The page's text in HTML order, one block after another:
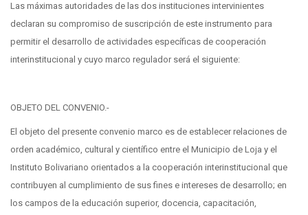
Las máximas autoridades de las dos instituciones intervinientes
declaran su compromiso de suscripción de este instrumento para
permitir el desarrollo de actividades específicas de cooperación
interinstitucional y cuyo marco regulador será el siguiente:
OBJETO DEL CONVENIO.-
El objeto del presente convenio marco es de establecer relaciones de
orden académico, cultural y científico entre el Municipio de Loja y el
Instituto Bolivariano orientados a la cooperación interinstitucional que
contribuyen al cumplimiento de sus fines e intereses de desarrollo; en
los campos de la educación superior, docencia, capacitación,